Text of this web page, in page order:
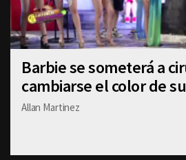
Barbie se someterá a
cambiarse el color de
Allan Martinez